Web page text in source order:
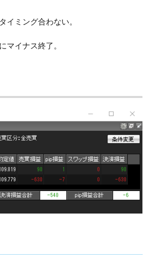
イミング合わない。
マイナス終了。